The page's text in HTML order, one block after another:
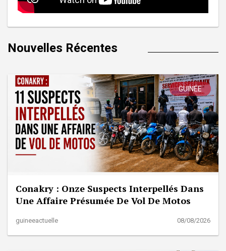
Nouvelles Récentes
GUINÉE
Conakry : Onze Suspects Interpellés Dans
Une Affaire Présumée De Vol De Motos
guineeactuelle 08/08/2026